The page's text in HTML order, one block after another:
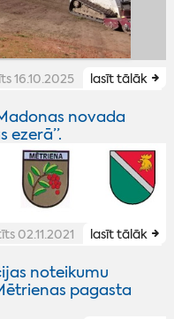
16.10.2025 lasīt tālāk
novada
ezerā”.
02.11.2021 lasīt tālāk
noteikumu
pagasta